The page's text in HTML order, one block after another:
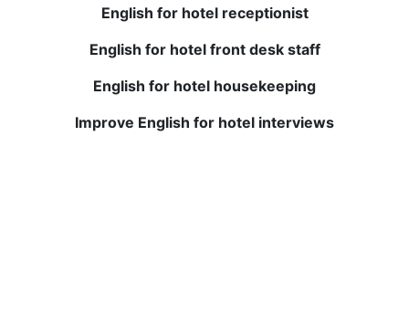
在BWANS完成我的英语课程是我在教育方面最好的投资之
一。 小班教学和个性化反馈帮助我迅速提高。 现在我使用
English for hotel receptionist
English for hotel front desk staff
English for hotel housekeeping
Improve English for hotel interviews